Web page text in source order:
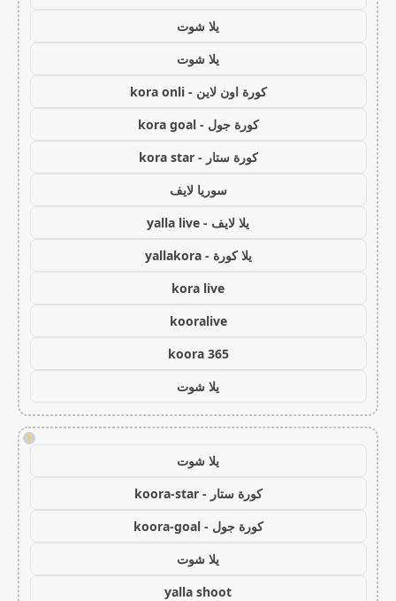
يلا شوت
يلا شوت
كورة اون لاين - kora onli
كورة جول - kora goal
كورة ستار - kora star
سوريا لايف
يلا لايف - yalla live
يلا كورة - yallakora
kora live
kooralive
koora 365
يلا شوت
!
يلا شوت
كورة ستار - koora-star
كورة جول - koora-goal
يلا شوت
yalla shoot